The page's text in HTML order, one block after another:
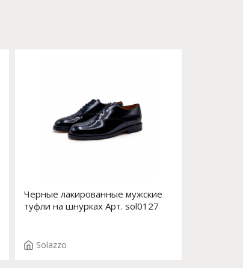
Черные лакированные мужские
туфли на шнурках Арт. sol0127
Solazzo